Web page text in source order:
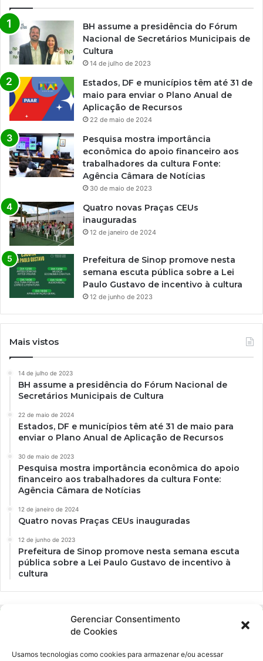
Gerenciar Consentimento
de Cookies
Usamos tecnologias como cookies para armazenar e/ou acessar
BH assume a presidência do Fórum
Nacional de Secretários Municipais de
Cultura
14 de julho de 2023
Estados, DF e municípios têm até 31 de
maio para enviar o Plano Anual de
Aplicação de Recursos
22 de maio de 2024
Pesquisa mostra importância
econômica do apoio financeiro aos
trabalhadores da cultura Fonte:
Agência Câmara de Notícias
30 de maio de 2023
Quatro novas Praças CEUs
inauguradas
12 de janeiro de 2024
Prefeitura de Sinop promove nesta
semana escuta pública sobre a Lei
Paulo Gustavo de incentivo à cultura
12 de junho de 2023
Mais vistos
14 de julho de 2023
BH assume a presidência do Fórum Nacional de
Secretários Municipais de Cultura
22 de maio de 2024
Estados, DF e municípios têm até 31 de maio para
enviar o Plano Anual de Aplicação de Recursos
30 de maio de 2023
Pesquisa mostra importância econômica do apoio
financeiro aos trabalhadores da cultura Fonte:
Agência Câmara de Notícias
12 de janeiro de 2024
Quatro novas Praças CEUs inauguradas
12 de junho de 2023
Prefeitura de Sinop promove nesta semana escuta
pública sobre a Lei Paulo Gustavo de incentivo à
cultura